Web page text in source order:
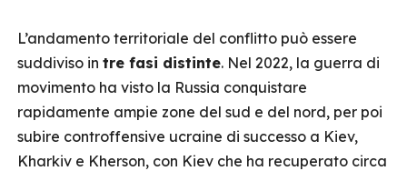
L’andamento territoriale del conflitto può essere
suddiviso in tre fasi distinte. Nel 2022, la guerra di
movimento ha visto la Russia conquistare
rapidamente ampie zone del sud e del nord, per poi
subire controffensive ucraine di successo a Kiev,
Kharkiv e Kherson, con Kiev che ha recuperato circa